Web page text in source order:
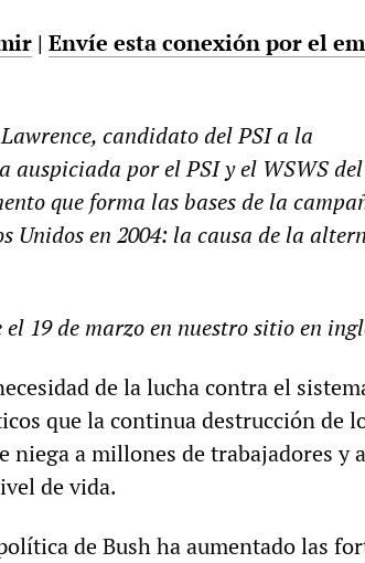
| Envíe esta conexión por el
candidato del PSI a la
auspiciada por el PSI y el WSWS
que forma las bases de la
Unidos en 2004: la causa de la
19 de marzo en nuestro sitio en
de la lucha contra el
que la continua destrucción de
niega a millones de trabajadores y
de vida.
de Bush ha aumentado las